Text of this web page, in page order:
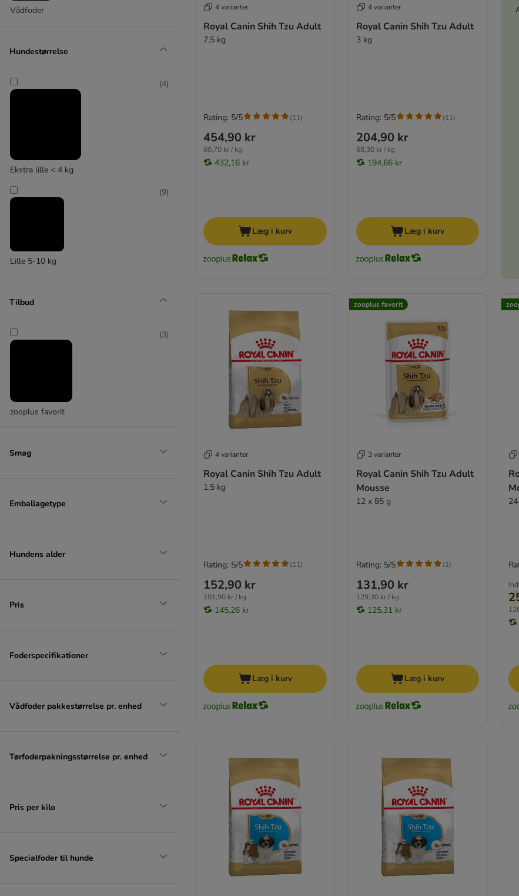
West Highland White Terrier
Små hunde
Store hunde
Vådfoder
Hundestørrelse
Ekstra lille < 4 kg
(4)
Lille 5-10 kg
(9)
Tilbud
zooplus favorit
(3)
Smag
Emballagetype
Hundens alder
Pris
Foderspecifikationer
Vådfoder pakkestørrelse pr. enhed
Tørfoderpakningsstørrelse pr. enhed
Pris per kilo
Specialfoder til hunde
4 varianter
Royal Canin Shih Tzu Adult
7,5 kg
454,90 kr
60,70 kr / kg
432,16 kr
Rating: 5/5 (11)
Læg i kurv
4 varianter
Royal Canin Shih Tzu Adult
3 kg
204,90 kr
68,30 kr / kg
194,66 kr
Rating: 5/5 (11)
Læg i kurv
4 varianter
Royal Canin Shih Tzu Adult
1,5 kg
152,90 kr
101,90 kr / kg
145,26 kr
Rating: 5/5 (11)
Læg i kurv
zooplus favorit
3 varianter
Royal Canin Shih Tzu Adult
Mousse
12 x 85 g
131,90 kr
129,30 kr / kg
125,31 kr
Rating: 5/5 (1)
Læg i kurv